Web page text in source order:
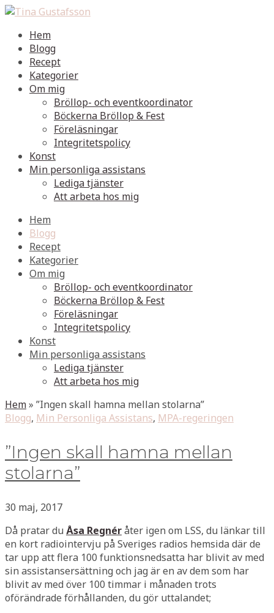
Hem
Blogg
Recept
Kategorier
Om mig
Bröllop- och eventkoordinator
Böckerna Bröllop & Fest
Föreläsningar
Integritetspolicy
Konst
Min personliga assistans
Lediga tjänster
Att arbeta hos mig
Hem
Blogg
Recept
Kategorier
Om mig
Bröllop- och eventkoordinator
Böckerna Bröllop & Fest
Föreläsningar
Integritetspolicy
Konst
Min personliga assistans
Lediga tjänster
Att arbeta hos mig
Hem» ”Ingen skall hamna mellan stolarna”
Blogg, Min Personliga Assistans, MPA-regeringen
”Ingen skall hamna mellan
stolarna”
30 maj, 2017
Då pratar du Åsa Regnéråter igen om LSS, du länkar till
en kort radiointervju på Sveriges radios hemsida där de
tar upp att flera 100 funktionsnedsatta har blivit av med
sin assistansersättning och jag är en av dem som har
blivit av med över 100 timmar i månaden trots
oförändrade förhållanden, du gör uttalandet;